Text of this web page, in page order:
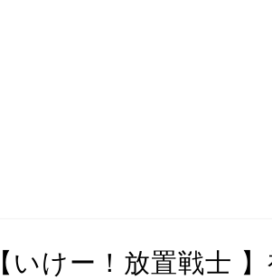
【いけー！放置戦士